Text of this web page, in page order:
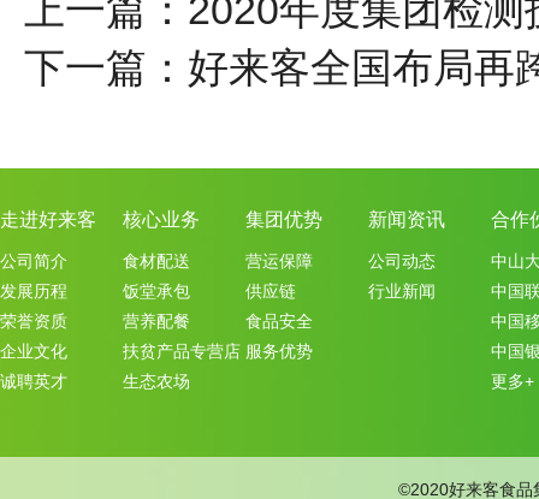
上一篇：2020年度集团检
下一篇：好来客全国布局再
走进好来客
公司简介
发展历程
荣誉资质
企业文化
诚聘英才
核心业务
食材配送
饭堂承包
营养配餐
扶贫产品专营店
生态农场
集团优势
营运保障
供应链
食品安全
服务优势
新闻资讯
公司动态
行业新闻
合作
中山
中国
中国
中国
更多+
©2020好来客食品